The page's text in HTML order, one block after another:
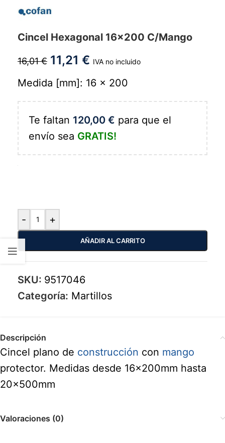
Cincel Hexagonal 16x200 C/Mango
16,01€ 11,21 € IVA no incluido
Medida [mm]: 16 x 200
Te faltan 120,00 € para que el
envío sea GRATIS!
- +
AÑADIR AL CARRITO
SKU: 9517046
Categoría: Martillos
Descripción
Cincel plano de construcción con mango
protector. Medidas desde 16x200mm hasta
20x500mm
Valoraciones (0)